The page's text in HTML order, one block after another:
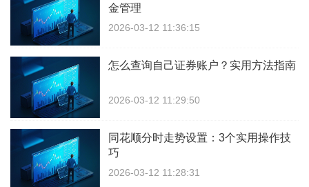
金管理
2026-03-12 11:36:15
怎么查询自己证券账户？实用方法指南
2026-03-12 11:29:50
同花顺分时走势设置：3个实用操作技
巧
2026-03-12 11:28:31